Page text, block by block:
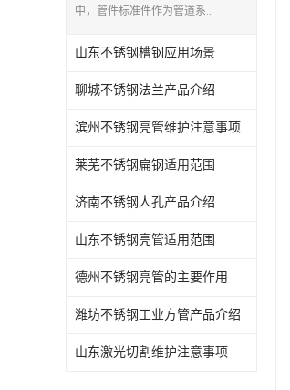
中，管件标准件作为管道系..
山东不锈钢槽钢应用场景
聊城不锈钢法兰产品介绍
滨州不锈钢亮管维护注意事项
莱芜不锈钢扁钢适用范围
济南不锈钢人孔产品介绍
山东不锈钢亮管适用范围
德州不锈钢亮管的主要作用
潍坊不锈钢工业方管产品介绍
山东激光切割维护注意事项